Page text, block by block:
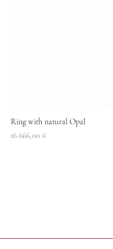
Ring with natural Opal
Price
16 666,00 €